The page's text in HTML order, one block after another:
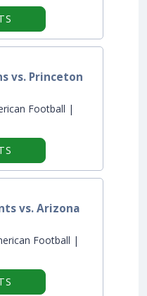
vs. Princeton
Football |
vs. Arizona
Football |